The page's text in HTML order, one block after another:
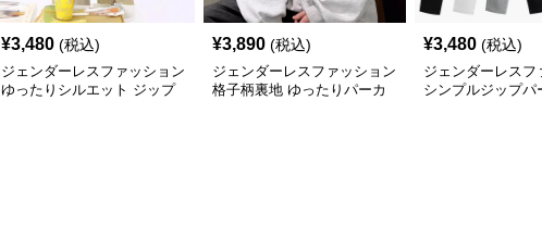
¥3,480 (税込)
ジェンダーレスファッション
ゆったりシルエット ジップ
¥3,890 (税込)
ジェンダーレスファッション
格子柄裏地 ゆったりパーカ
¥3,480 (税込)
ジェンダーレスフ
シンプルジップパ